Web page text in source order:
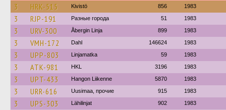
3 HRK-515 Kivistö 856 1983
3 RJP-191 Разные города 51 1983
3 URV-300 Åbergin Linja 899 1983
3 VMH-172 Dahl 146624 1983
3 UPP-803 Linjamatka 59 1983
3 ATK-981 HKL 3196 1983
3 UPT-433 Hangon Liikenne 5870 1983
3 URR-616 Uusimaa, прочие 915 1983
3 UPS-303 Lähilinjat 902 1983